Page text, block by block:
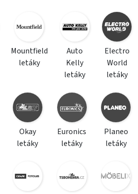
Mountfield
letáky
Auto
Kelly
letáky
Electro
World
letáky
Okay
letáky
Euronics
letáky
Planeo
letáky